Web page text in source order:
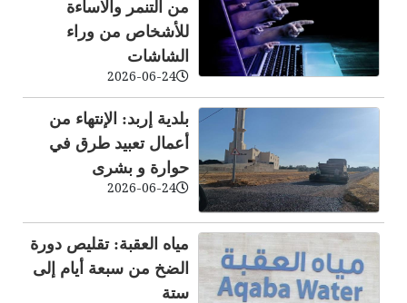
من التنمر والاساءة
للأشخاص من وراء
الشاشات
2026-06-24
بلدية إربد: الإنتهاء من
أعمال تعبيد طرق في
حوارة و بشرى
2026-06-24
مياه العقبة: تقليص دورة
الضخ من سبعة أيام إلى
ستة